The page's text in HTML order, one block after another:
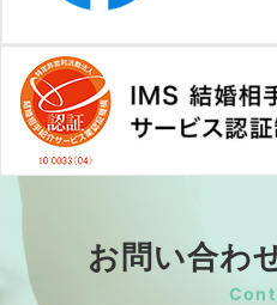
お問い合わ